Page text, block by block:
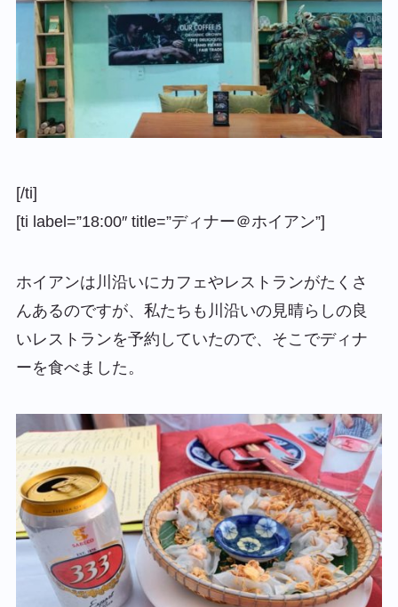
[/ti]
[ti label=”18:00″ title=”ディナー＠ホイアン”]
ホイアンは川沿いにカフェやレストランがたくさ
んあるのですが、私たちも川沿いの見晴らしの良
いレストランを予約していたので、そこでディナ
ーを食べました。